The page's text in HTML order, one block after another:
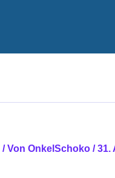
/ Von OnkelSchoko /31.